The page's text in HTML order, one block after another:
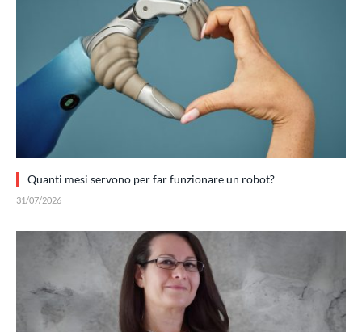
Quanti mesi servono per far funzionare un robot?
31/07/2026